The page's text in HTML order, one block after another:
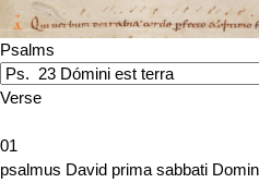
Psalms
Verse
01
psalmus David prima sabbati